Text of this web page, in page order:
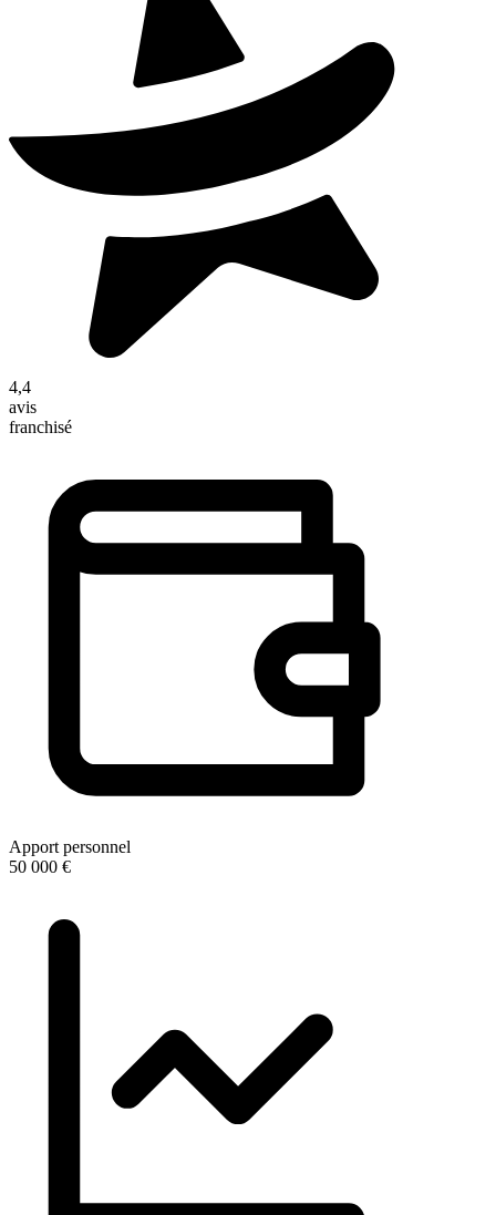
4,4
avis
franchisé
Apport personnel
50 000 €